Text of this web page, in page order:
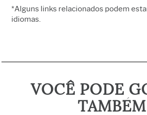
*Alguns links relacionados podem
idiomas.
VOCÊ PODE
TAMBÉM